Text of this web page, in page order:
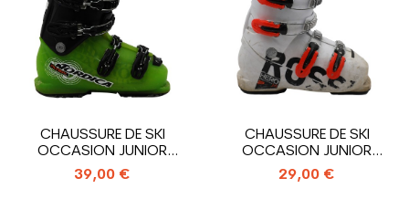
CHAUSSURE DE SKI
OCCASION JUNIOR
NORDICA PATRON...
39,00 €
CHAUSSURE DE SKI
OCCASION JUNIOR
ROSSIGNOL HERO J4_4...
29,00 €